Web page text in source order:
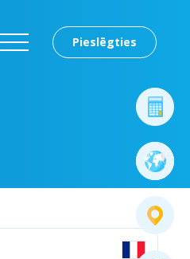
Pieslēgties